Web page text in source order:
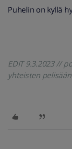
Puhelin on kyllä
EDIT 9.3.2023 //
yhteisten